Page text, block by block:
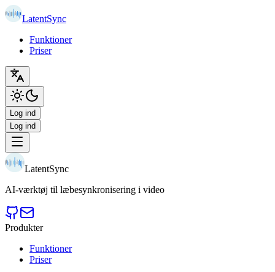
LatentSync
Funktioner
Priser
Log ind
Log ind
LatentSync
AI-værktøj til læbesynkronisering i video
Produkter
Funktioner
Priser